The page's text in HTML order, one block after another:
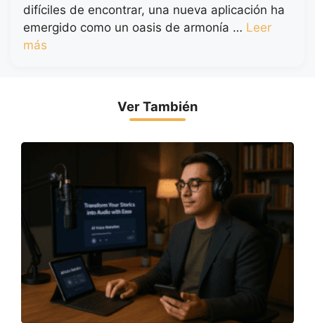
difíciles de encontrar, una nueva aplicación ha
emergido como un oasis de armonía … Leer
más
Ver También